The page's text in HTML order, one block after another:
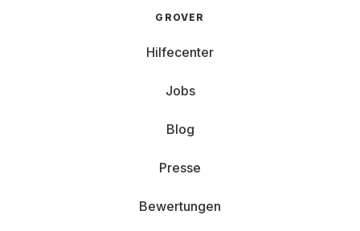
GROVER
Hilfecenter
Jobs
Blog
Presse
Bewertungen